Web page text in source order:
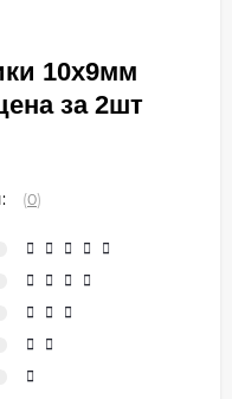
10х9мм
за 2шт
(0)